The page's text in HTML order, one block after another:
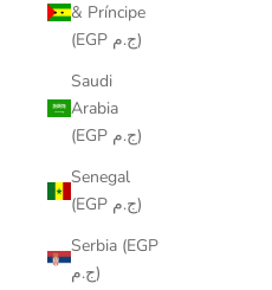
& Príncipe
(EGP ج.م)
Saudi
Arabia
(EGP ج.م)
Senegal
(EGP ج.م)
Serbia (EGP
ج.م)